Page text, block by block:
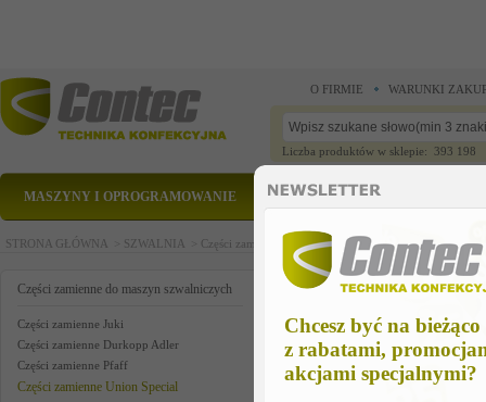
Chcesz być na bieżąco
z rabatami,
akcjami specjalnymi?
O FIRMIE WARUNKI
Liczba produktów w sklepie: 393 198
MASZYNY I OPROGRAMOWANIE CZĘŚCI ZAMIENNE
STRONA GŁÓWNA > SZWALNIA > Części zamienne do maszyn szwalniczych >Części
Części zamienne do maszyn szwalniczych
Części zamienne Juki
Części zamienne Durkopp Adler
Części zamienne Pfaff
Części zamienne Union Special
kit of parts us